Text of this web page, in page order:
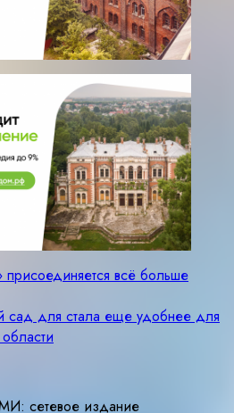
всё больше
сад для стала еще удобнее для
cетевое издание